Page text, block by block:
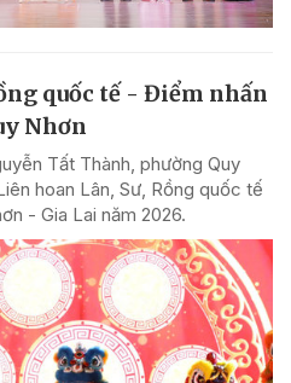
quốc tế - Điểm nhấn
Nhơn
Tất Thành, phường Quy
hoan Lân, Sư, Rồng quốc tế
- Gia Lai năm 2026.